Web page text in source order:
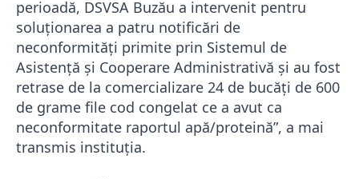
perioadă, DSVSA Buzău a intervenit pentru
soluţionarea a patru notificări de
neconformităţi primite prin Sistemul de
Asistenţă şi Cooperare Administrativă şi au fost
retrase de la comercializare 24 de bucăţi de 600
de grame file cod congelat ce a avut ca
neconformitate raportul apă/proteină”, a mai
transmis instituția.